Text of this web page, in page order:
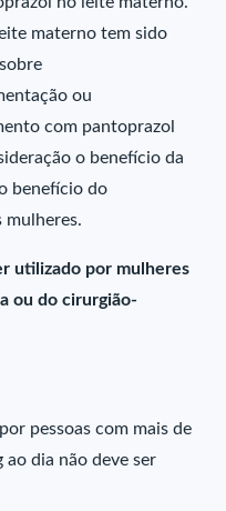
materno tem sido
ou
com pantoprazol
o benefício da
benefício do
utilizado por mulheres
ou do cirurgião-
pessoas com mais de
ao dia não deve ser